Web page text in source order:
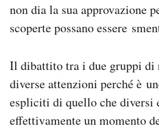
non dia la sua approvazione
scoperte possano essere
Il dibattito tra i due gruppi di
diverse attenzioni perché è
espliciti di quello che diversi
effettivamente un momento